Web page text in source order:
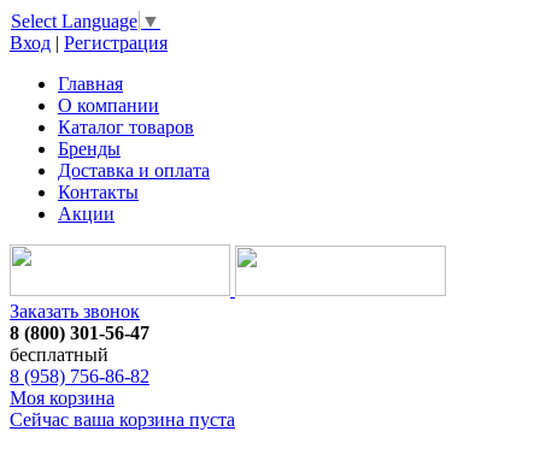
Select Language ▼
Вход | Регистрация
Главная
О компании
Каталог товаров
Бренды
Доставка и оплата
Контакты
Акции
Заказать звонок
8 (800) 301-56-47
бесплатный
8 (958) 756-86-82
Моя корзина
Сейчас ваша корзина пуста